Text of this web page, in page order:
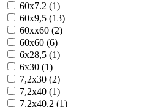
60x7.2 (1)
60x9,5 (13)
60xx60 (2)
60х60 (6)
6x28,5 (1)
6x30 (1)
7,2x30 (2)
7,2x40 (1)
7,2x40,2 (1)